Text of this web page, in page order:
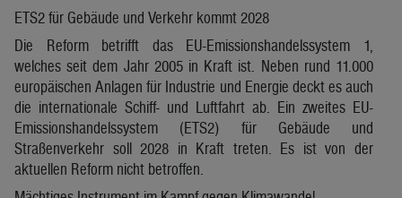
ETS2 für Gebäude und Verkehr kommt 2028
Die Reform betrifft das EU-Emissionshandelssystem 1,
welches seit dem Jahr 2005 in Kraft ist. Neben rund 11.000
europäischen Anlagen für Industrie und Energie deckt es auch
die internationale Schiff- und Luftfahrt ab. Ein zweites EU-
Emissionshandelssystem (ETS2) für Gebäude und
Straßenverkehr soll 2028 in Kraft treten. Es ist von der
aktuellen Reform nicht betroffen.